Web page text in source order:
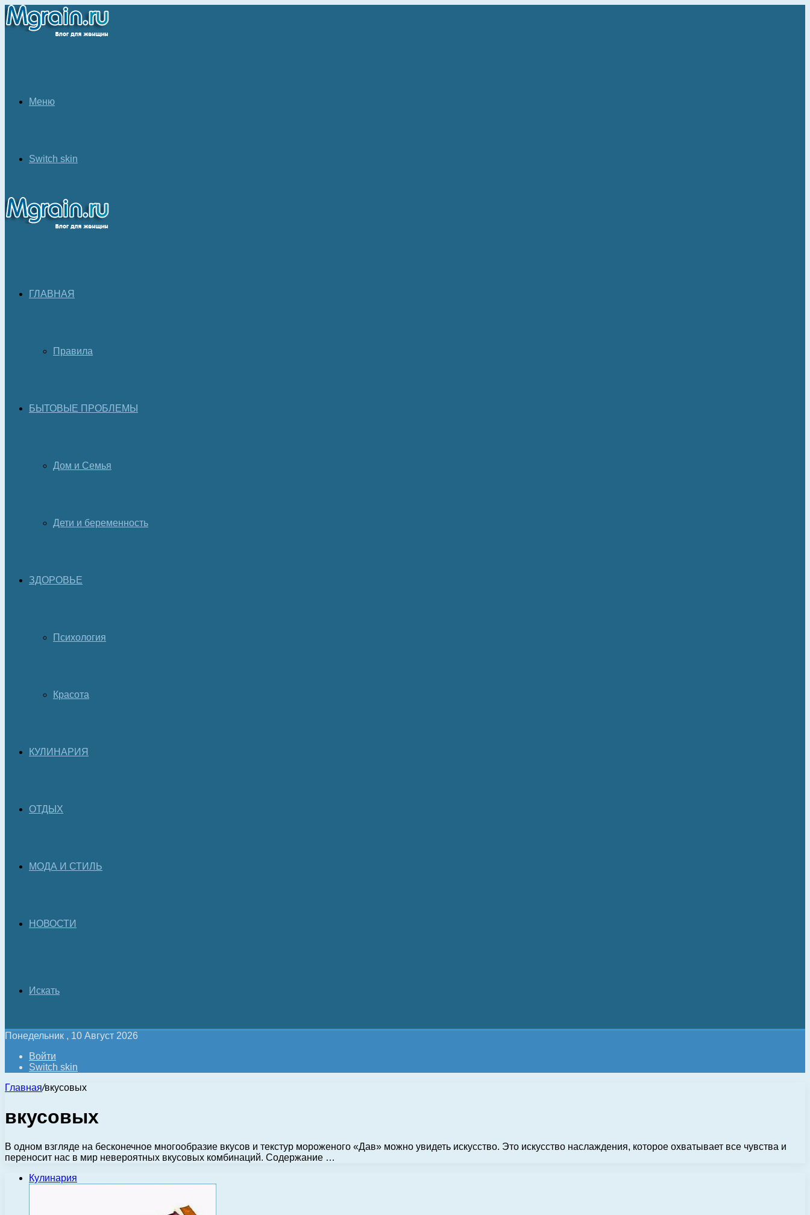
Меню
Switch skin
ГЛАВНАЯ
Правила
БЫТОВЫЕ ПРОБЛЕМЫ
Дом и Семья
Дети и беременность
ЗДОРОВЬЕ
Психология
Красота
КУЛИНАРИЯ
ОТДЫХ
МОДА И СТИЛЬ
НОВОСТИ
Искать
Понедельник , 10 Август 2026
Войти
Switch skin
Главная/вкусовых
вкусовых
В одном взгляде на бесконечное многообразие вкусов и текстур мороженого «Дав» можно увидеть искусство. Это искусство наслаждения, которое охватывает все чувства и
переносит нас в мир невероятных вкусовых комбинаций. Содержание …
Кулинария